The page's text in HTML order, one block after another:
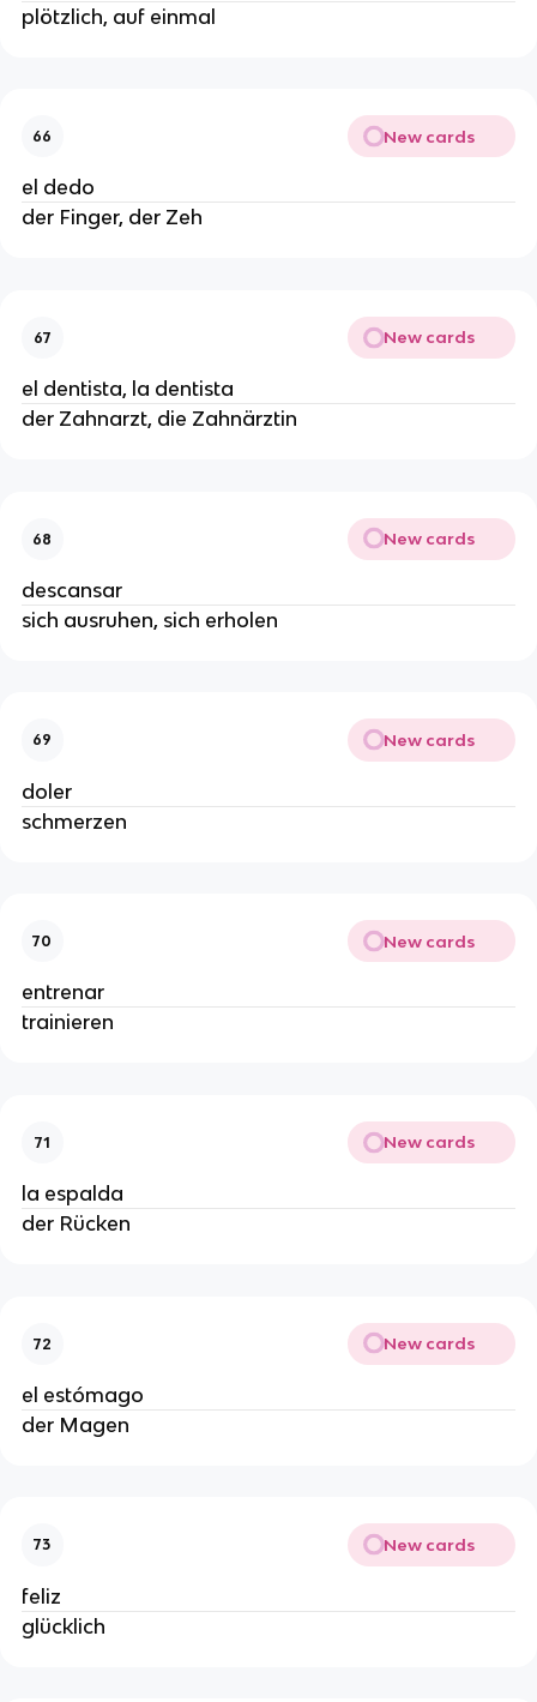
plötzlich, auf einmal
66 New cards
el dedo
der Finger, der Zeh
67 New cards
el dentista, la dentista
der Zahnarzt, die Zahnärztin
68 New cards
descansar
sich ausruhen, sich erholen
69 New cards
doler
schmerzen
70 New cards
entrenar
trainieren
71 New cards
la espalda
der Rücken
72 New cards
el estómago
der Magen
73 New cards
feliz
glücklich